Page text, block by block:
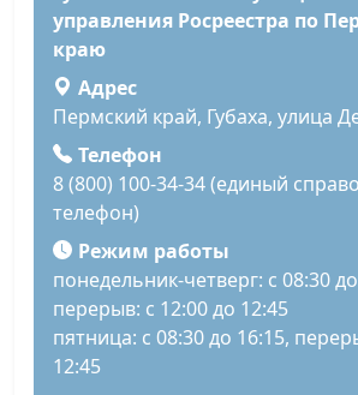
управления Росреестра по
краю
Адрес
Пермский край, Губаха, улица
Телефон
8 (800) 100-34-34 (единый
телефон)
Режим работы
понедельник-четверг: с 08:30
перерыв: с 12:00 до 12:45
пятница: с 08:30 до 16:15,
12:45